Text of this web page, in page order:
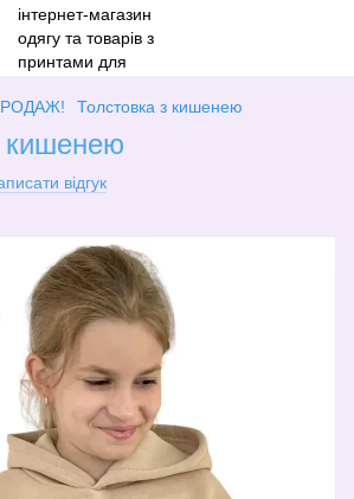
Толстовка з кишенею
кишенею
відгук